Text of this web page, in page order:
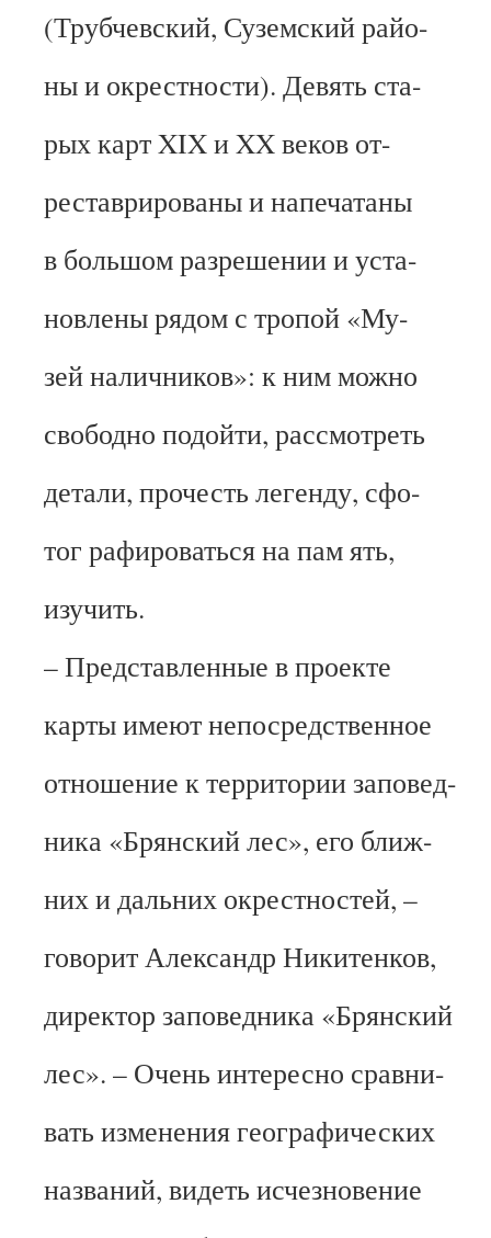
(Трубчевский, Суземский райо-
ны и окрестности). Девять ста-
рых карт XIX и XX веков от-
реставрированы и напечатаны
в большом разрешении и уста-
новлены рядом с тропой «Му-
зей наличников»: к ним можно
свободно подойти, рассмотреть
детали, прочесть легенду, сфо-
тог рафироваться на пам ять,
изучить.
– Представленные в проекте
карты имеют непосредственное
отношение к территории заповед-
ника «Брянский лес», его ближ-
них и дальних окрестностей, –
говорит Александр Никитенков,
директор заповедника «Брянский
лес». – Очень интересно сравни-
вать изменения географических
названий, видеть исчезновение